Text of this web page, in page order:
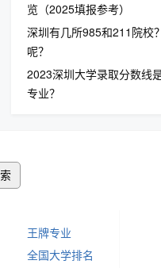
览（2025填报参考）
深圳有几所985和211院校
呢？
2023深圳大学录取分数线
专业？
王牌专业
全国大学排名